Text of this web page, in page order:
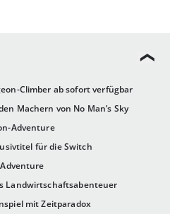
Climber ab sofort verfügbar
Machern von No Man’s Sky
Adventure
für die Switch
Landwirtschaftsabenteuer
mit Zeitparadox